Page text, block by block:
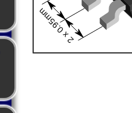
2 x 0.95mm